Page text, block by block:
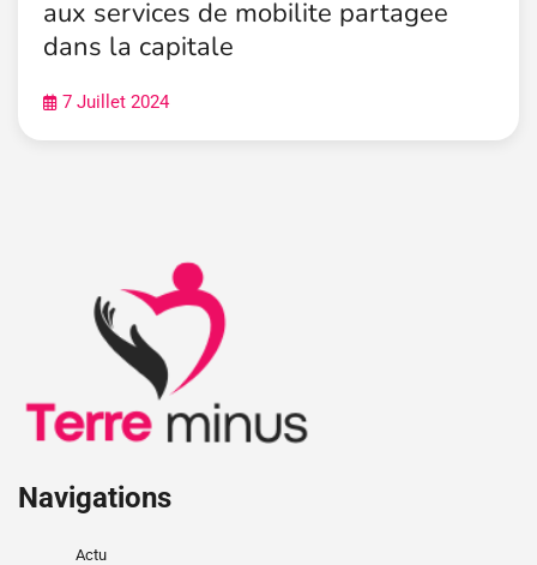
aux services de mobilite partagee
dans la capitale
7 Juillet 2024
Navigations
Actu